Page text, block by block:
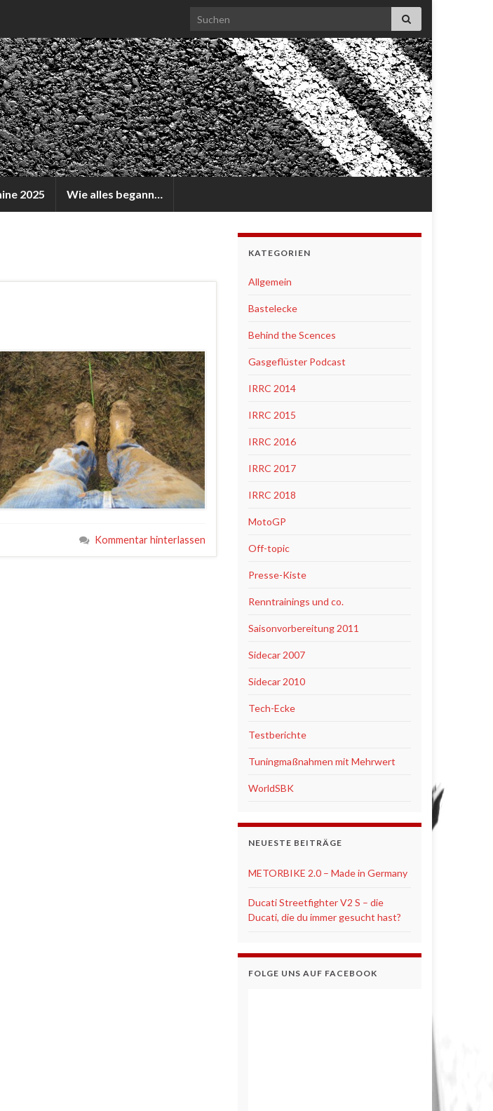
Search for:
2025 Wie alles begann…
Kommentar hinterlassen
KATEGORIEN
Allgemein
Bastelecke
Behind the Scences
Gasgeflüster Podcast
IRRC 2014
IRRC 2015
IRRC 2016
IRRC 2017
IRRC 2018
MotoGP
Off-topic
Presse-Kiste
Renntrainings und co.
Saisonvorbereitung 2011
Sidecar 2007
Sidecar 2010
Tech-Ecke
Testberichte
Tuningmaßnahmen mit Mehrwert
WorldSBK
NEUESTE BEITRÄGE
METORBIKE 2.0 – Made in Germany
Ducati Streetfighter V2 S – die
Ducati, die du immer gesucht hast?
FOLGE UNS AUF FACEBOOK